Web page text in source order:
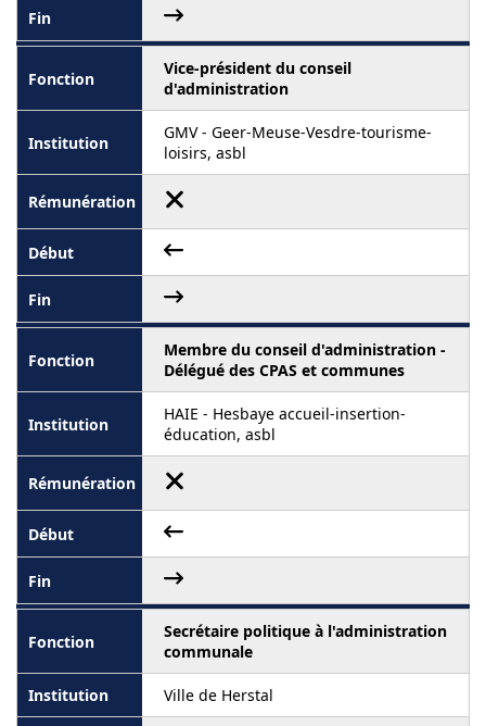
Vice-président du conseil
d'administration
GMV - Geer-Meuse-Vesdre-tourisme-
loisirs, asbl
Membre du conseil d'administration -
Délégué des CPAS et communes
HAIE - Hesbaye accueil-insertion-
éducation, asbl
Secrétaire politique à l'administration
communale
Ville de Herstal